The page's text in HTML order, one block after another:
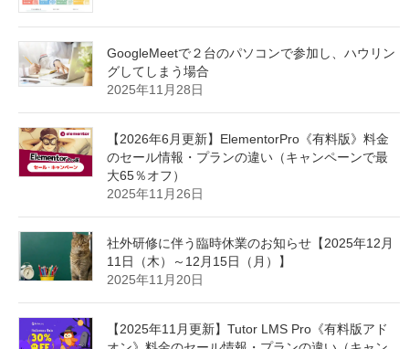
GoogleMeetで２台のパソコンで参加し、ハウリン
グしてしまう場合
2025年11月28日
【2026年6月更新】ElementorPro《有料版》料金
のセール情報・プランの違い（キャンペーンで最
大65％オフ）
2025年11月26日
社外研修に伴う臨時休業のお知らせ【2025年12月
11日（木）～12月15日（月）】
2025年11月20日
【2025年11月更新】Tutor LMS Pro《有料版アド